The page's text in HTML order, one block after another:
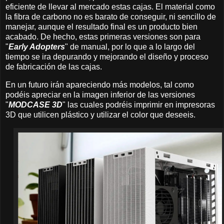
eficiente de llevar al mercado estas cajas. El material como
la fibra de carbono no es barato de conseguir, ni sencillo de
manejar, aunque el resultado final es un producto bien
acabado. De hecho, estas primeras versiones son para
"Early Adopters" de manual, por lo que a lo largo del
tiempo se ira depurando y mejorando el diseño y proceso
de fabricación de las cajas.
En un futuro irán apareciendo más modelos, tal como
podéis apreciar en la imagen inferior de las versiones
"MODCASE 3D" las cuales podréis imprimir en impresoras
3D que utilicen plástico y utilizar el color que deseeis.